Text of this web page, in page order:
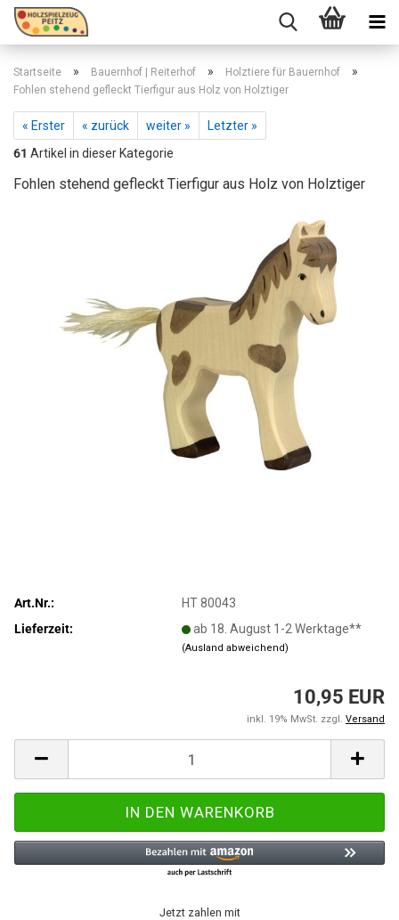
Startseite » Bauernhof | Reiterhof » Holztiere für Bauernhof »
Fohlen stehend gefleckt Tierfigur aus Holz von Holztiger
« Erster « zurück weiter »
Letzter »
61 Artikel in dieser Kategorie
Fohlen stehend gefleckt Tierfigur aus Holz von Holztiger
Art.Nr.:
HT 80043
Lieferzeit:
ab 18. August 1-2 Werktage**
(Ausland abweichend)
10,95 EUR
inkl. 19% MwSt. zzgl. Versand
Jetzt zahlen mit